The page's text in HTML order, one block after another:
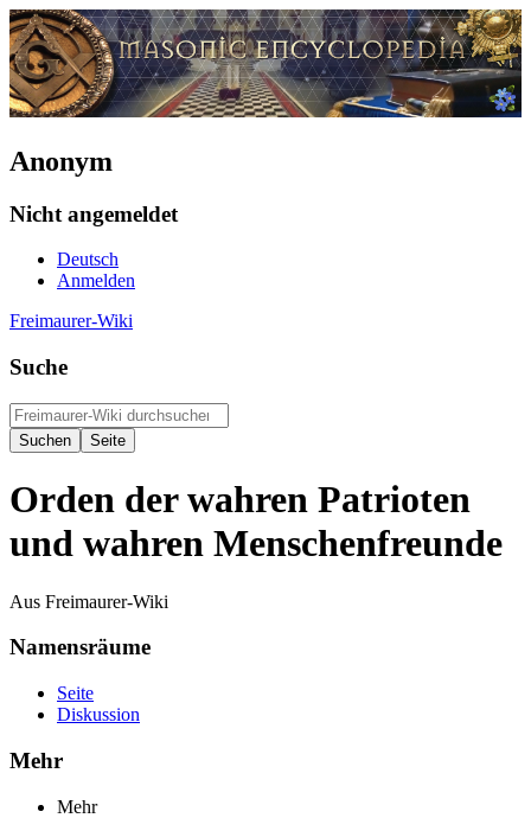
Anonym
Nicht angemeldet
Deutsch
Anmelden
Freimaurer-Wiki
Suche
Orden der wahren Patrioten
und wahren Menschenfreunde
Aus Freimaurer-Wiki
Namensräume
Seite
Diskussion
Mehr
Mehr